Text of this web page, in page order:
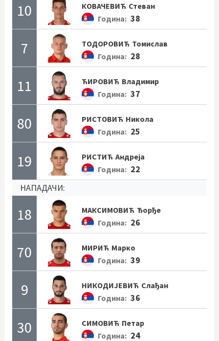
10 КОВАЧЕВИЋ Стеван
Година: 38
7 ТОДОРОВИЋ Томислав
Година: 28
11 ЋИРОВИЋ Владимир
Година: 37
80 РИСТОВИЋ Никола
Година: 25
19 РИСТИЋ Андреја
Година: 22
НАПАДАЧИ:
18 МАКСИМОВИЋ Ђорђе
Година: 26
70 МИРИЋ Марко
Година: 39
9 НИКОДИЈЕВИЋ Слађан
Година: 36
30 СИМОВИЋ Петар
Година: 24